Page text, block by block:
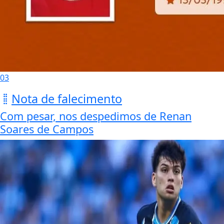
03
Nota de falecimento
Com pesar, nos despedimos de Renan
Soares de Campos